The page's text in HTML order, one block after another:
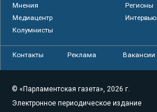
Мнения
Регионы
Медиацентр
Интервью
Колумнисты
Контакты Реклама Вакансии
© «Парламентская газета», 2026 г.
Электронное периодическое издание